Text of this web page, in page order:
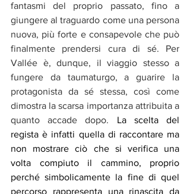
fantasmi del proprio passato, fino a
giungere al traguardo come una persona
nuova, più forte e consapevole che può
finalmente prendersi cura di sé. Per
Vallée è, dunque, il viaggio stesso a
fungere da taumaturgo, a guarire la
protagonista da sé stessa, così come
dimostra la scarsa importanza attribuita a
quanto accade dopo. La scelta del
regista è infatti quella di raccontare ma
non mostrare ciò che si verifica una
volta compiuto il cammino, proprio
perché simbolicamente la fine di quel
percorso rappresenta una rinascita da